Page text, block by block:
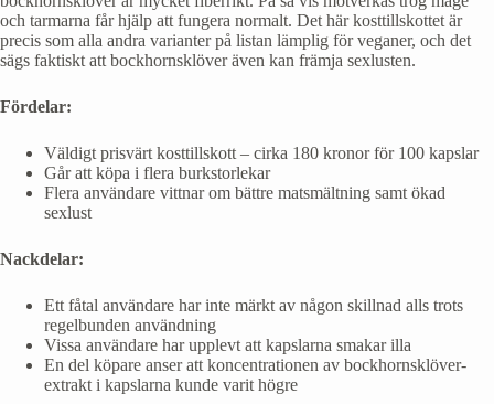
och tarmarna får hjälp att fungera normalt. Det här kosttillskottet är
precis som alla andra varianter på listan lämplig för veganer, och det
sägs faktiskt att bockhornsklöver även kan främja sexlusten.
Fördelar:
Väldigt prisvärt kosttillskott – cirka 180 kronor för 100 kapslar
Går att köpa i flera burkstorlekar
Flera användare vittnar om bättre matsmältning samt ökad
sexlust
Nackdelar:
Ett fåtal användare har inte märkt av någon skillnad alls trots
regelbunden användning
Vissa användare har upplevt att kapslarna smakar illa
En del köpare anser att koncentrationen av bockhornsklöver-
extrakt i kapslarna kunde varit högre